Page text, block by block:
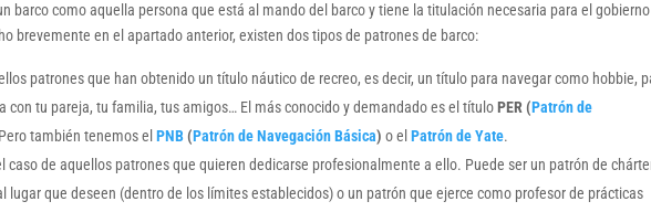
barco como aquella persona que está al mando del barco y tiene la titulación necesaria para el
brevemente en el apartado anterior, existen dos tipos de patrones de barco:
patrones que han obtenido un título náutico de recreo, es decir, un título para navegar como hobbie,
con tu pareja, tu familia, tus amigos… El más conocido y demandado es el títuloPER (Patrón de
también tenemos elPNB (Patrón de Navegación Básica) o elPatrón de Yate.
caso de aquellos patrones que quieren dedicarse profesionalmente a ello. Puede ser un patrón de
lugar que deseen (dentro de los límites establecidos) o un patrón que ejerce como profesor de prácticas